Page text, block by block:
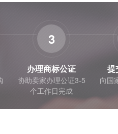
3
办理商标公证
协助卖家办理公证3-5
个工作日完成
提
向国